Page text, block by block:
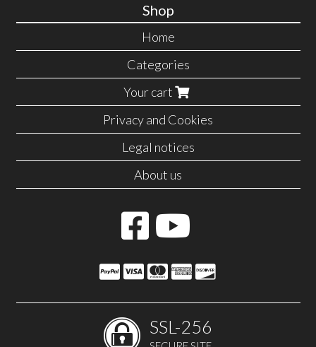
Shop
Home
Categories
Your cart
Privacy and Cookies
Legal notices
About us
SSL-256